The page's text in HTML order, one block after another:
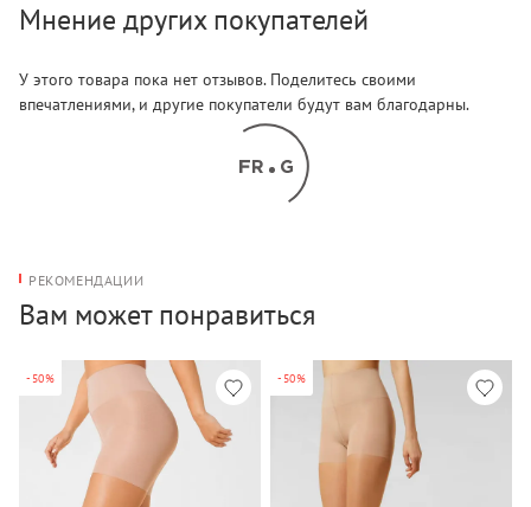
Мнение других покупателей
У этого товара пока нет отзывов. Поделитесь своими
впечатлениями, и другие покупатели будут вам благодарны.
РЕКОМЕНДАЦИИ
Вам может понравиться
-50% -50%